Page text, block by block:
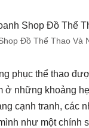
Đồ Thể Thao Và
phục thể thao
ở những khoảng
cạnh tranh, các
như một chính